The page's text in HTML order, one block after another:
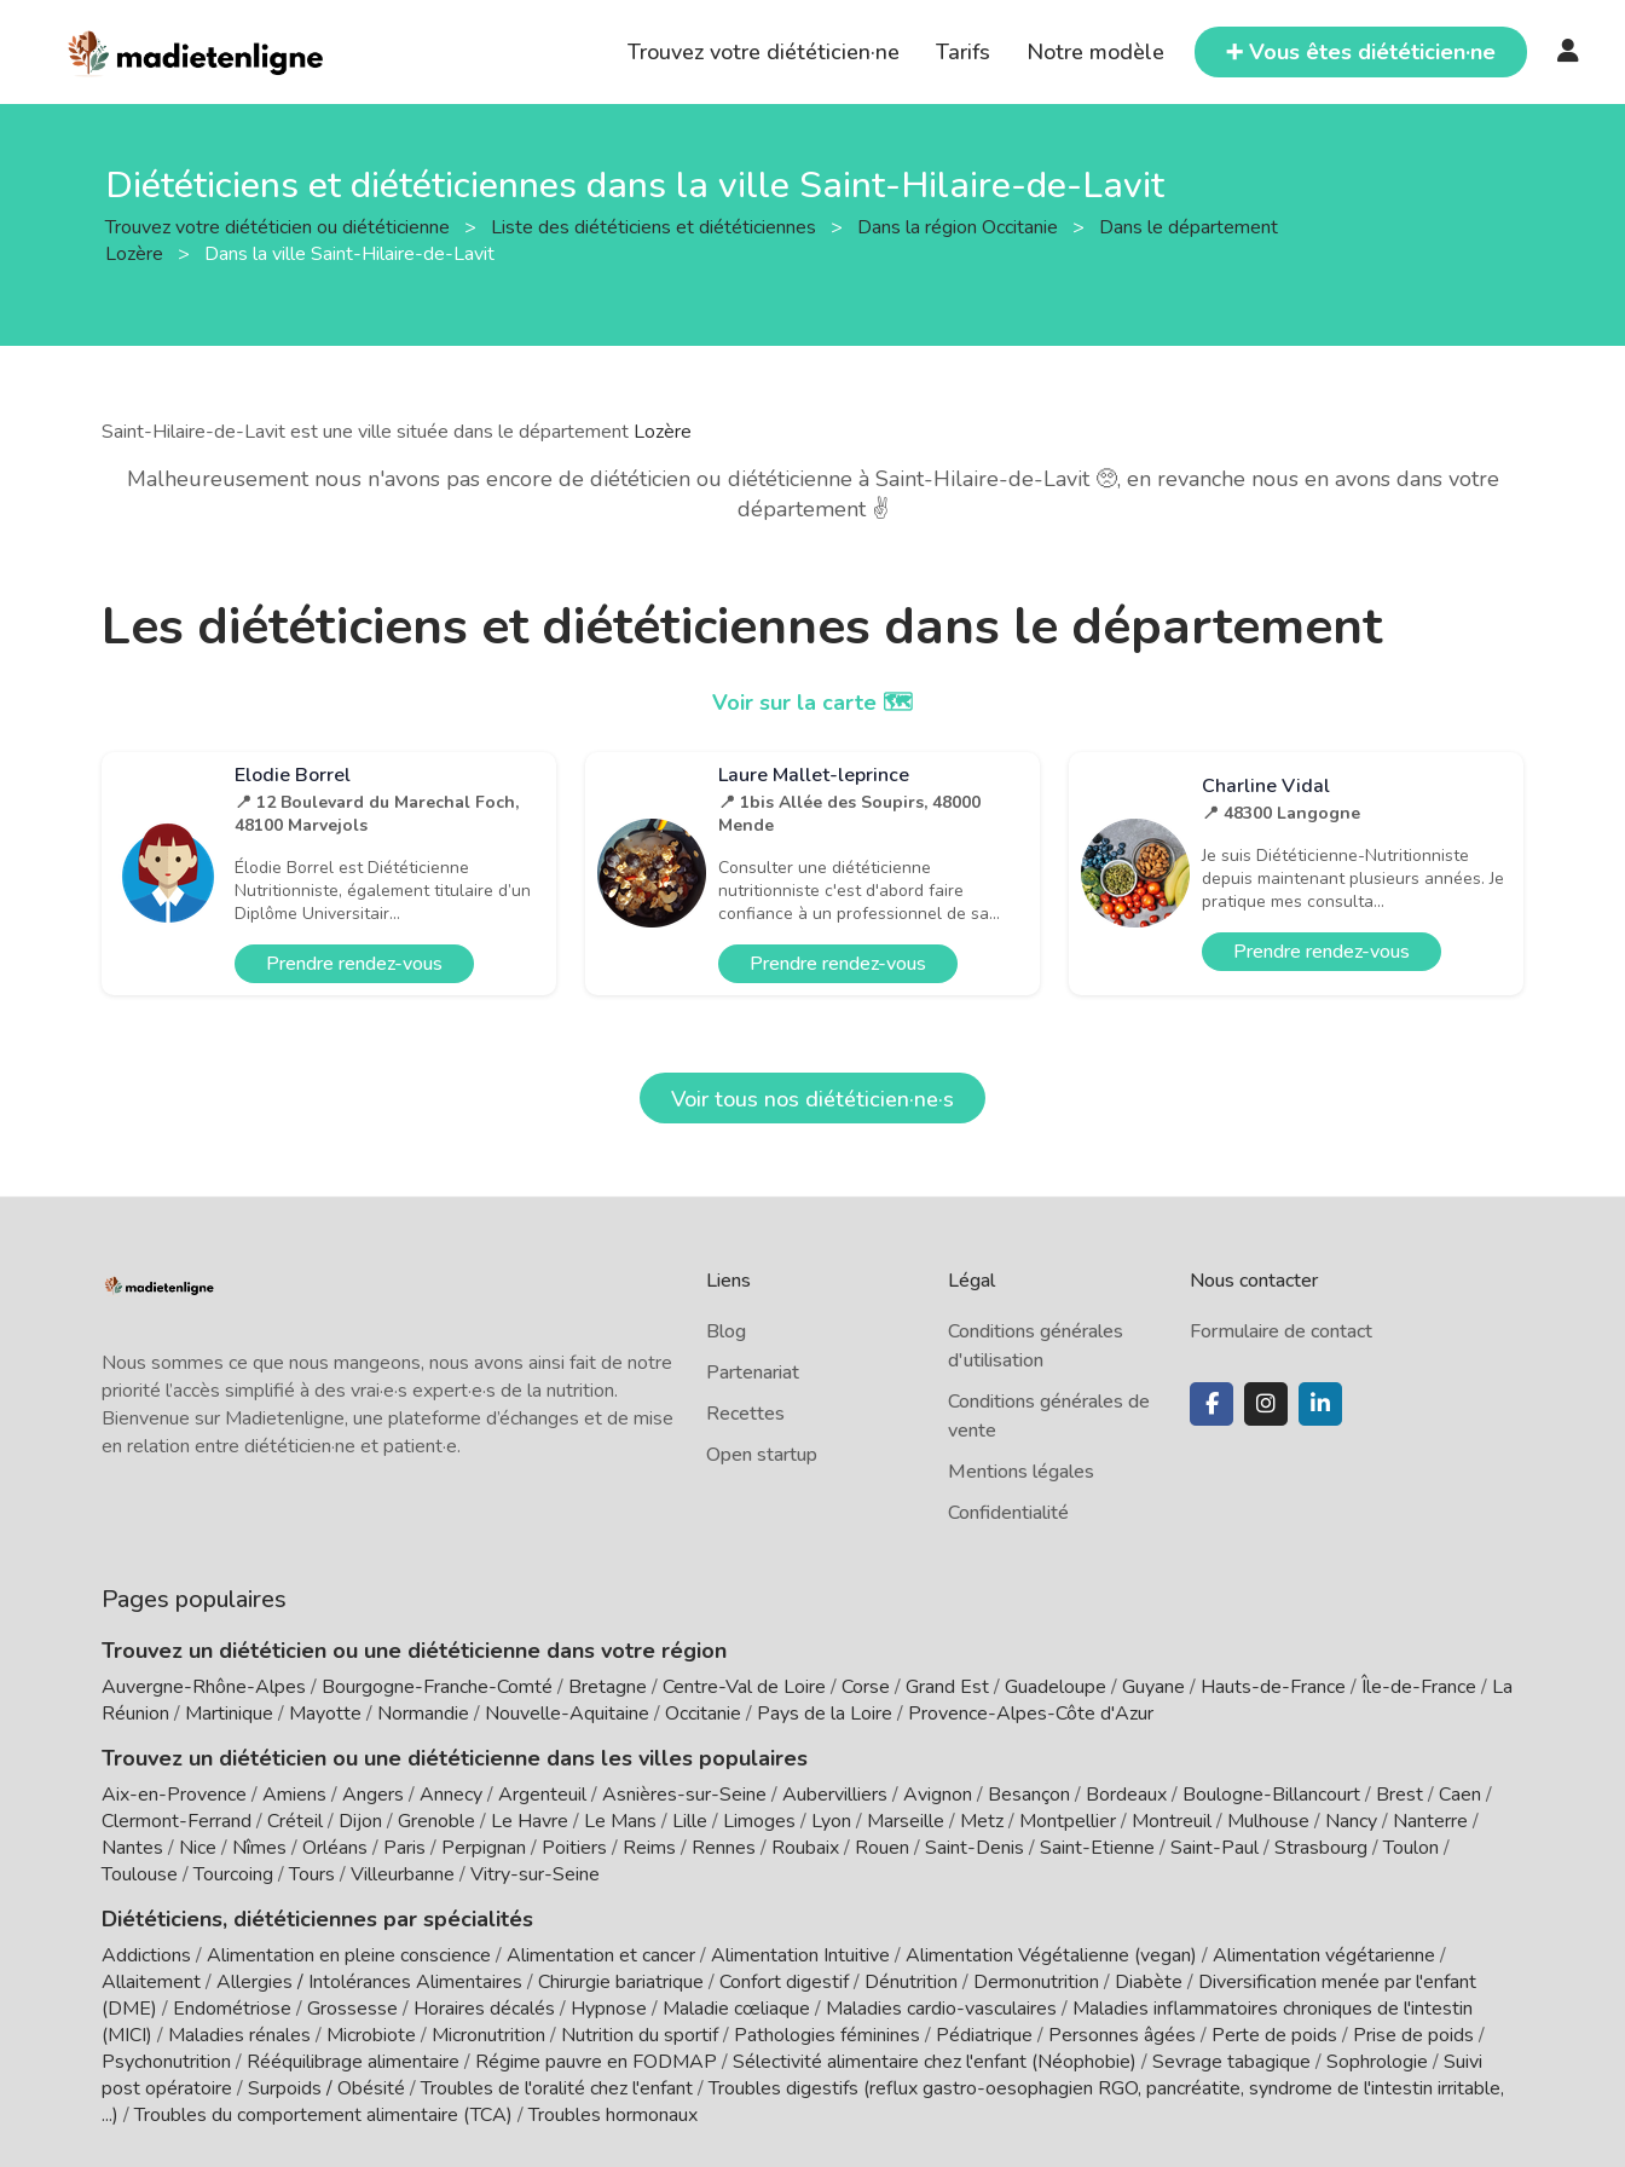
Trouvez votre diététicien·ne Tarifs Notre modèle ➕ Vous êtes diététicien·ne
Diététiciens et diététiciennes dans la ville Saint-Hilaire-de-Lavit
Trouvez votre diététicien ou diététicienne > Liste des diététiciens et diététiciennes > Dans la région Occitanie >
Dans le département
Lozère
> Dans la ville Saint-Hilaire-de-Lavit
Saint-Hilaire-de-Lavit est une ville située dans le département Lozère
Malheureusement nous n'avons pas encore de diététicien ou diététicienne à Saint-Hilaire-de-Lavit 🥺, en revanche nous en avons dans votre
département ✌️
Les diététiciens et diététiciennes dans le département
Voir sur la carte 🗺️
Elodie Borrel
📍 12 Boulevard du Marechal Foch,
48100 Marvejols
Élodie Borrel est Diététicienne
Nutritionniste, également titulaire d’un
Diplôme Universitair...
Prendre rendez-vous
Laure Mallet-leprince
📍 1bis Allée des Soupirs, 48000
Mende
Consulter une diététicienne
nutritionniste c'est d'abord faire
confiance à un professionnel de sa...
Prendre rendez-vous
Charline Vidal
📍 48300 Langogne
Je suis Diététicienne-Nutritionniste
depuis maintenant plusieurs années. Je
pratique mes consulta...
Prendre rendez-vous
Voir tous nos diététicien·ne·s
Nous sommes ce que nous mangeons, nous avons ainsi fait de notre
priorité l’accès simplifié à des vrai·e·s expert·e·s de la nutrition.
Bienvenue sur Madietenligne, une plateforme d’échanges et de mise
en relation entre diététicien·ne et patient·e.
Liens
Blog
Partenariat
Recettes
Open startup
Légal
Conditions générales
d'utilisation
Conditions générales de
vente
Mentions légales
Confidentialité
Nous contacter
Formulaire de contact
Pages populaires
Trouvez un diététicien ou une diététicienne dans votre région
Auvergne-Rhône-Alpes / Bourgogne-Franche-Comté / Bretagne /Centre-Val de Loire /Corse /Grand Est/Guadeloupe /Guyane / Hauts-de-France /Île-de-France / La
Réunion / Martinique / Mayotte / Normandie / Nouvelle-Aquitaine /Occitanie / Pays de la Loire / Provence-Alpes-Côte d'Azur
Trouvez un diététicien ou une diététicienne dans les villes populaires
Aix-en-Provence /Amiens /Angers /Annecy/Argenteuil/Asnières-sur-Seine /Aubervilliers /Avignon / Besançon / Bordeaux/ Boulogne-Billancourt/ Brest/Caen /
Clermont-Ferrand /Créteil/ Dijon /Grenoble / Le Havre / Le Mans / Lille / Limoges / Lyon / Marseille / Metz/ Montpellier/ Montreuil/ Mulhouse / Nancy/ Nanterre /
Nantes / Nice / Nîmes /Orléans / Paris / Perpignan / Poitiers / Reims / Rennes / Roubaix/ Rouen /Saint-Denis /Saint-Etienne /Saint-Paul/Strasbourg /Toulon /
Toulouse /Tourcoing /Tours /Villeurbanne /Vitry-sur-Seine
Diététiciens, diététiciennes par spécialités
Addictions /Alimentation en pleine conscience /Alimentation et cancer/Alimentation Intuitive /Alimentation Végétalienne (vegan) /Alimentation végétarienne /
Allaitement/Allergies / Intolérances Alimentaires /Chirurgie bariatrique /Confort digestif/ Dénutrition / Dermonutrition / Diabète / Diversification menée par l'enfant
(DME) / Endométriose /Grossesse / Horaires décalés / Hypnose / Maladie cœliaque / Maladies cardio-vasculaires / Maladies inflammatoires chroniques de l'intestin
(MICI) / Maladies rénales / Microbiote / Micronutrition / Nutrition du sportif/ Pathologies féminines / Pédiatrique / Personnes âgées / Perte de poids / Prise de poids /
Psychonutrition / Rééquilibrage alimentaire / Régime pauvre en FODMAP /Sélectivité alimentaire chez l'enfant (Néophobie) /Sevrage tabagique /Sophrologie /Suivi
post opératoire /Surpoids / Obésité /Troubles de l'oralité chez l'enfant/Troubles digestifs (reflux gastro-oesophagien RGO, pancréatite, syndrome de l'intestin irritable,
...) /Troubles du comportement alimentaire (TCA) /Troubles hormonaux